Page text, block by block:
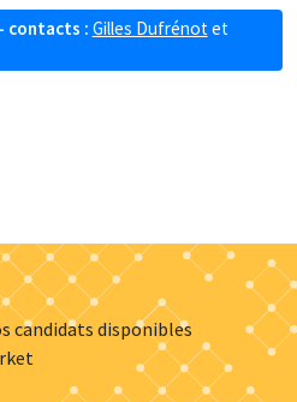
contacts : Gilles Dufrénot et
candidats disponibles